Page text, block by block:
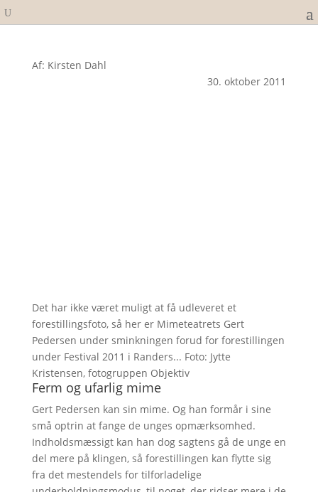
Af: Kirsten Dahl
30. oktober 2011
Det har ikke været muligt at få udleveret et
forestillingsfoto, så her er Mimeteatrets Gert
Pedersen under sminkningen forud for forestillingen
under Festival 2011 i Randers... Foto: Jytte
Kristensen, fotogruppen Objektiv
Ferm og ufarlig mime
Gert Pedersen kan sin mime. Og han formår i sine
små optrin at fange de unges opmærksomhed.
Indholdsmæssigt kan han dog sagtens gå de unge en
del mere på klingen, så forestillingen kan flytte sig
fra det mestendels for tilforladelige